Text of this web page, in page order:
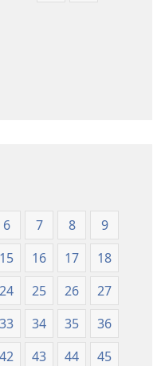
Ọkpokpọ
ọrọ
Ikereakere
Efuafo
Na
(Onọ
wariẹ
Na
(Onọ
a
wariẹ
evaọ
2013)
6 7 8
9
15 16 17
18
24 25 26
27
33 34 35
36
42 43 44
45